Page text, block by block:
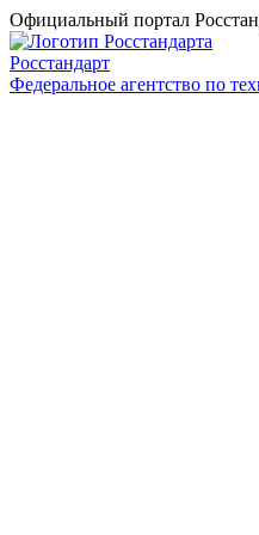
Официальный портал
Росстандарт
Федеральное агентство по